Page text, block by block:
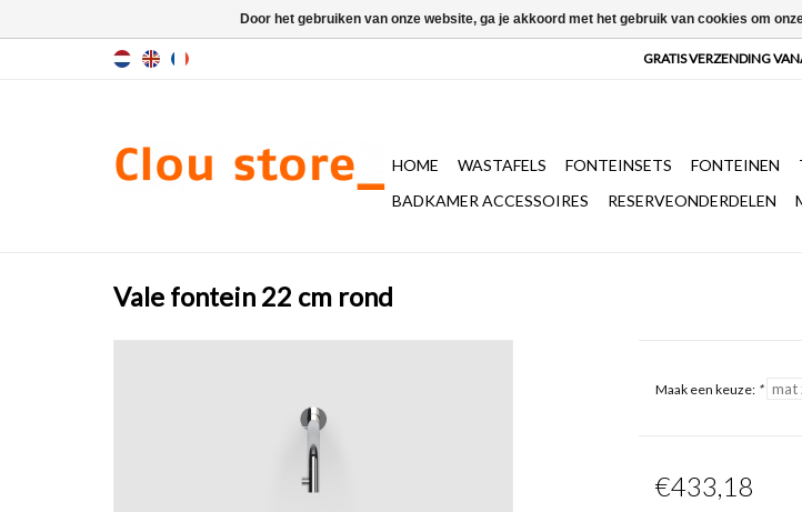
HOME WASTAFELS FONTEINSETS FONTEINEN
BADKAMER ACCESSOIRES
RESERVEONDERDELEN
Vale fontein 22 cm rond
Maak een keuze: *
€433,18
Door het gebruiken van onze website, ga je akkoord met het gebruik van cookies om